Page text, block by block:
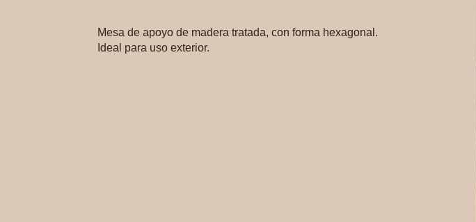
Mesa de apoyo de madera tratada, con forma hexagonal.
Ideal para uso exterior.